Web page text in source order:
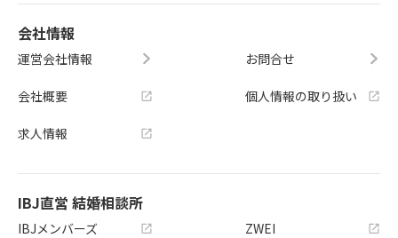
会社情報
運営会社情報
会社概要
求人情報
お問合せ
個人情報の取り扱い
IBJ直営 結婚相談所
IBJメンバーズ ZWEI